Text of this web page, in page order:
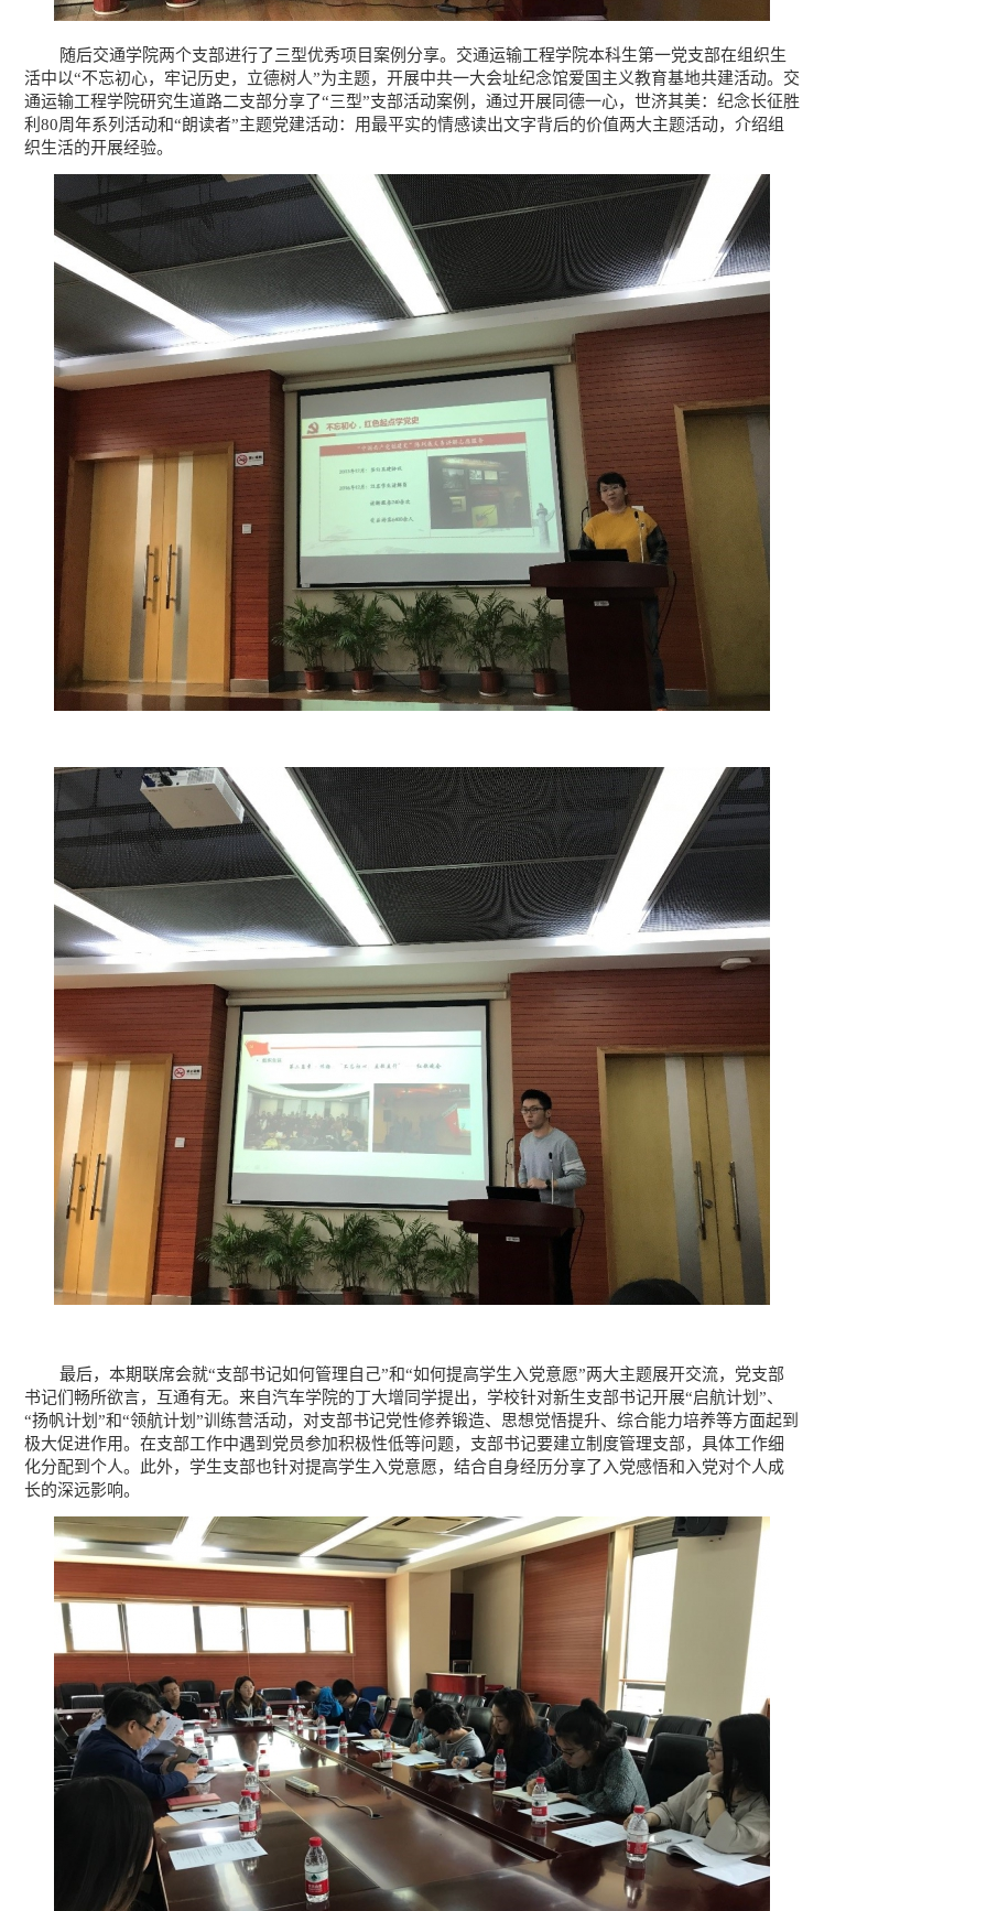
随后交通学院两个支部进行了三型优秀项目案例分享。交通运输工程学院本科生第一党支部在组织生
活中以“不忘初心，牢记历史，立德树人”为主题，开展中共一大会址纪念馆爱国主义教育基地共建活动。交
通运输工程学院研究生道路二支部分享了“三型”支部活动案例，通过开展同德一心，世济其美：纪念长征胜
利80周年系列活动和“朗读者”主题党建活动：用最平实的情感读出文字背后的价值两大主题活动，介绍组
织生活的开展经验。
最后，本期联席会就“支部书记如何管理自己”和“如何提高学生入党意愿”两大主题展开交流，党支部
书记们畅所欲言，互通有无。来自汽车学院的丁大增同学提出，学校针对新生支部书记开展“启航计划”、
“扬帆计划”和“领航计划”训练营活动，对支部书记党性修养锻造、思想觉悟提升、综合能力培养等方面起到
极大促进作用。在支部工作中遇到党员参加积极性低等问题，支部书记要建立制度管理支部，具体工作细
化分配到个人。此外，学生支部也针对提高学生入党意愿，结合自身经历分享了入党感悟和入党对个人成
长的深远影响。